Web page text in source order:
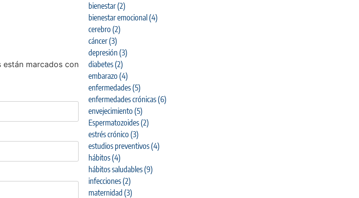
marcados con
bienestar(2)
bienestar emocional(4)
cerebro (2)
cáncer(3)
depresión (3)
diabetes(2)
embarazo (4)
enfermedades(5)
enfermedades crónicas(6)
envejecimiento (5)
Espermatozoides(2)
estrés crónico (3)
estudios preventivos(4)
hábitos(4)
hábitos saludables(9)
infecciones(2)
maternidad (3)